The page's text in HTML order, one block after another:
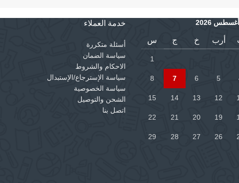
أغسطس 2026
أرب خ ج س
1
5
6
7
8
12
13
14
15
19
20
21
22
26
27
28
29
خدمة العملاء
أسئلة متكررة
سياسة الضمان
الاحكام والشروط
سياسة الإسترجاع/الإستبدال
سياسة الخصوصية
الشحن والتوصيل
اتصل بنا